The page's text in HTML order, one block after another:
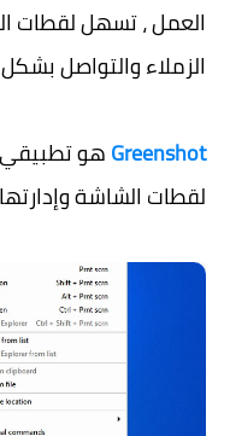
العمل ، تسهل لقطات
الزملاء والتواصل
Greenshotهو تطبيقي
لقطات الشاشة